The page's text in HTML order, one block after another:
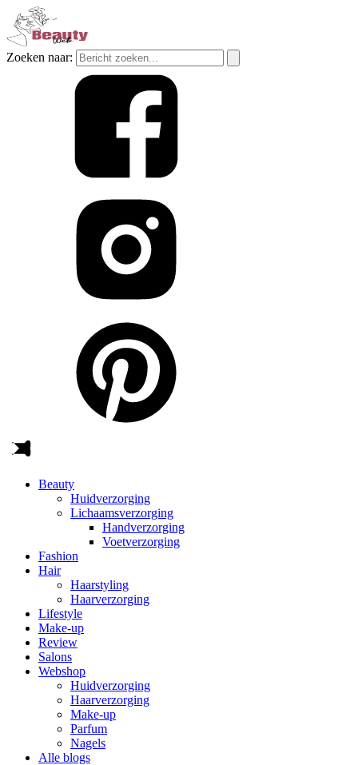
Zoeken naar:
Beauty
Huidverzorging
Lichaamsverzorging
Handverzorging
Voetverzorging
Fashion
Hair
Haarstyling
Haarverzorging
Lifestyle
Make-up
Review
Salons
Webshop
Huidverzorging
Haarverzorging
Make-up
Parfum
Nagels
Alle blogs